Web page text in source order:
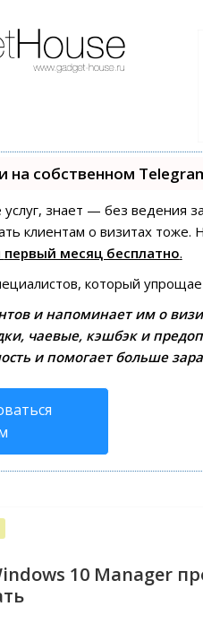
на собственном
знает — без ведения
клиентам о визитах
первый месяц бесплатно.
который
и напоминает им о
чаевые, кэшбэк и
и помогает больше
10 Manager